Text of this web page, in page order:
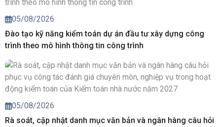
05/08/2026
Đào tạo kỹ năng kiểm toán dự án đầu tư xây dựng công
trình theo mô hình thông tin công trình
05/08/2026
Rà soát, cập nhật danh mục văn bản và ngân hàng câu hỏi